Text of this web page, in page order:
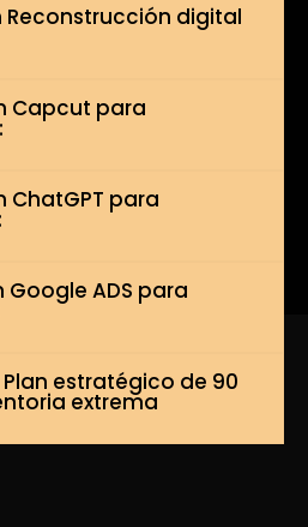
Reconstrucción digital
Capcut para
ChatGPT para
Google ADS para
estratégico de 90
extrema